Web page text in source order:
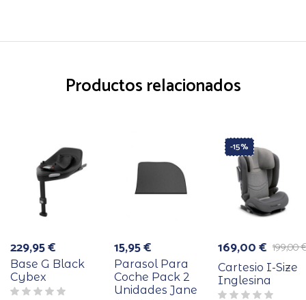
Productos relacionados
229,95€
Base G Black
Cybex
15,95€
Parasol Para
Coche Pack 2
Unidades Jane
-15%
199,00
El
precio
original
era:
169,00€
El
precio
actual
es:
Cartesio I-Size
Inglesina